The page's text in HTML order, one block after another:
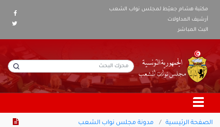
مكتبة هشام جعيّط لمجلس نواب الشعب
أرشيف المداولات
البث المباشر
الصفحة الرئيسية
مدونة مجلس نواب الشعب